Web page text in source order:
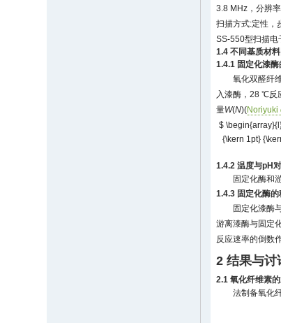
3.8 MHz，分辨
扫描方式:定性，
SS-550型扫描电
1.4 不同基质材
1.4.1 固定化漆
氧化双醛纤
入漆酶，28 ℃反
量W(N)(Noriyuki
$
{\kern 1pt}
1.4.2 温度与pH
固定化酶和
1.4.3 固定化酶
固定化漆酶
游离漆酶与固定
反应速率的倒数
2 结果与讨
2.1 氧化纤维素
法制备氧化